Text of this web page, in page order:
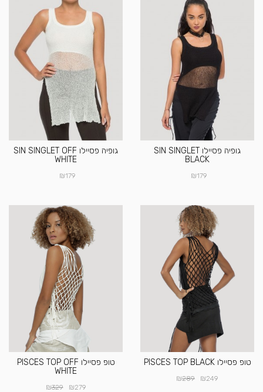
גופיה פסיילו SIN SINGLET
BLACK
₪179
גופיה פסיילו SIN SINGLET OFF
WHITE
₪179
טופ פסיילו PISCES TOP BLACK
₪249
₪289
טופ פסיילו PISCES TOP OFF
WHITE
₪279
₪329